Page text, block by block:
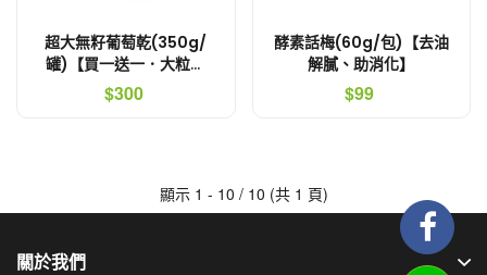
超大無籽葡萄乾(350g/
罐)【買一送一．大粒滿
足．淡淡香檳味】
$300
酵素話梅(60g/包)【去油
解膩、助消化】
$99
顯示 1 - 10 / 10 (共 1 頁)
關於我們